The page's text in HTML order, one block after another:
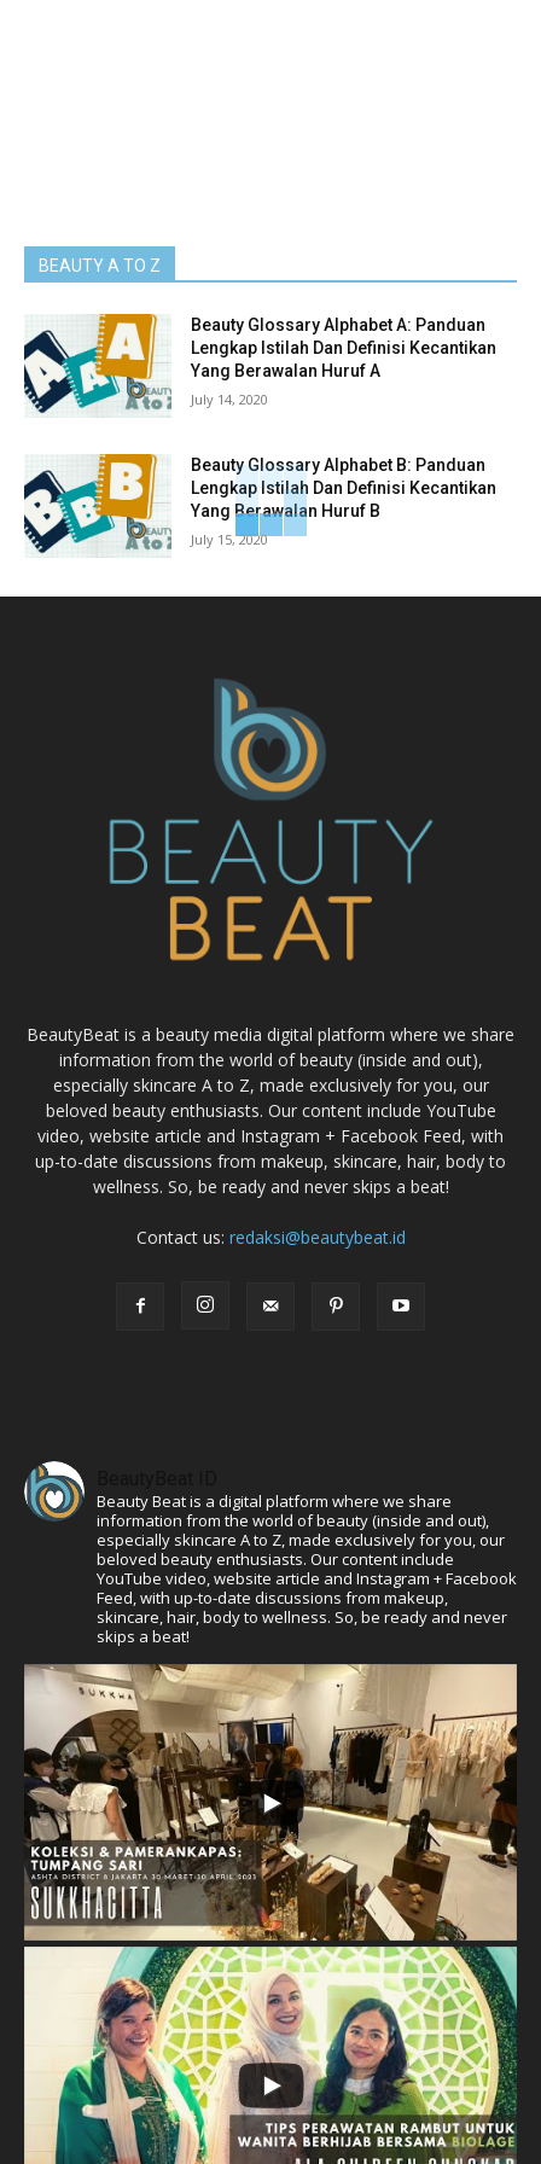
BEAUTY A TO Z
Beauty Glossary Alphabet A: Panduan
Lengkap Istilah Dan Definisi Kecantikan
Yang Berawalan Huruf A
July 14, 2020
Beauty Glossary Alphabet B: Panduan
Lengkap Istilah Dan Definisi Kecantikan
Yang Berawalan Huruf B
July 15, 2020
BeautyBeat is a beauty media digital platform where we share
information from the world of beauty (inside and out),
especially skincare A to Z, made exclusively for you, our
beloved beauty enthusiasts. Our content include YouTube
video, website article and Instagram + Facebook Feed, with
up-to-date discussions from makeup, skincare, hair, body to
wellness. So, be ready and never skips a beat!
Contact us: redaksi@beautybeat.id
Beauty Beat is a digital platform where we share
information from the world of beauty (inside and out),
especially skincare A to Z, made exclusively for you, our
beloved beauty enthusiasts. Our content include
YouTube video, website article and Instagram + Facebook
Feed, with up-to-date discussions from makeup,
skincare, hair, body to wellness. So, be ready and never
skips a beat!